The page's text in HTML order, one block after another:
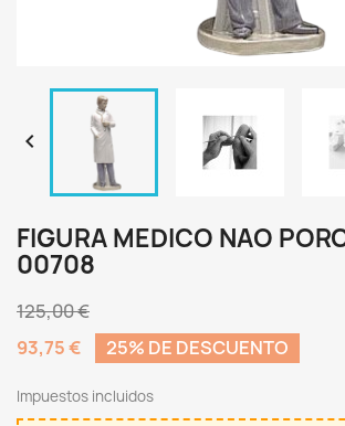

FIGURA MEDICO NAO
00708
125,00 €
93,75 €
25% DE DESCUENTO
Impuestos incluidos